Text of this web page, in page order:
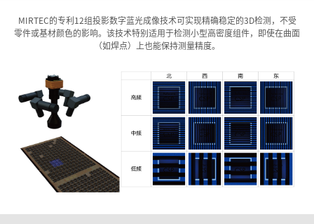
MIRTEC的专利12组投影数字蓝光成像技术可实现精确稳定的3D检测，不受
零件或基材颜色的影响。该技术特别适用于检测小型高密度组件，即使在曲面
（如焊点）上也能保持测量精度。